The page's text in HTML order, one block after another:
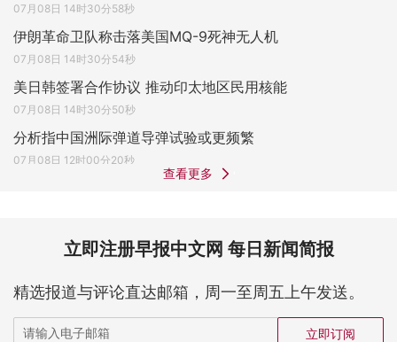
07月08日 14时30分58秒
伊朗革命卫队称击落美国MQ-9死神无人机
07月08日 14时30分54秒
美日韩签署合作协议 推动印太地区民用核能
07月08日 14时30分50秒
分析指中国洲际弹道导弹试验或更频繁
07月08日 12时00分20秒
查看更多
立即注册早报中文网 每日新闻简报
精选报道与评论直达邮箱，周一至周五上午发送。
立即订阅